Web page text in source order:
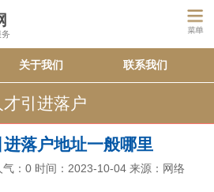
务
关于我们 联系我们
才引进落户
落户地址一般哪里
气： 0 时间：2023-10-04 来源：网络